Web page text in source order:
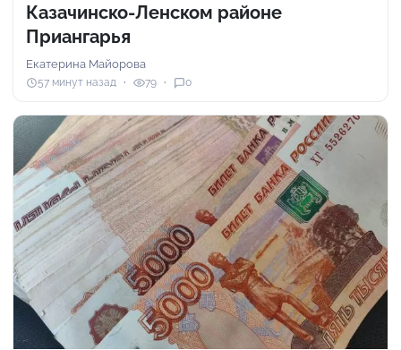
Казачинско-Ленском районе
Приангарья
Екатерина Майорова
57 минут назад 79 0